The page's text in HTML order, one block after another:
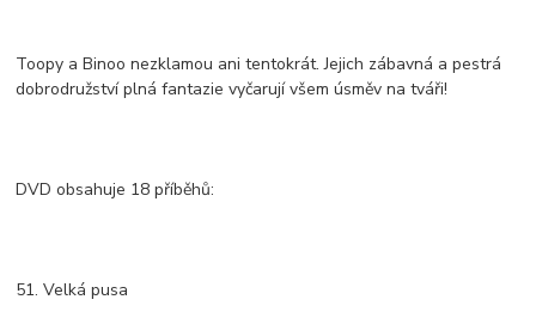
Toopy a Binoo nezklamou ani tentokrát. Jejich zábavná a pestrá
dobrodružství plná fantazie vyčarují všem úsměv na tváři!
DVD obsahuje 18 příběhů:
51. Velká pusa